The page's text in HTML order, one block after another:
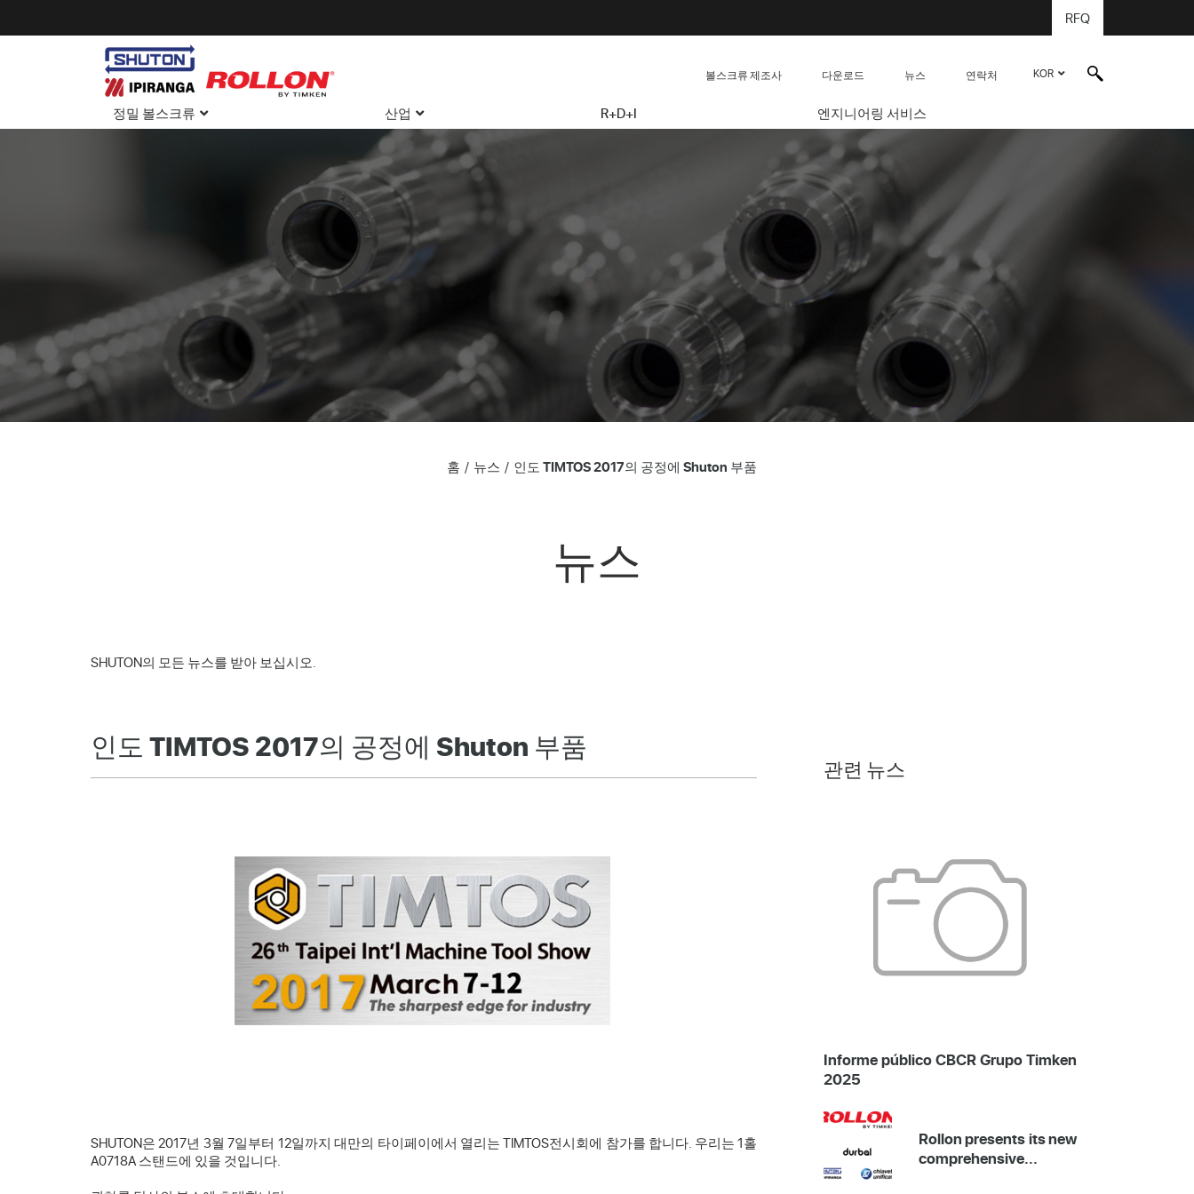
RFQ
KOR
볼스크류 제조사 다운로드 뉴스 연락처
정밀 볼스크류 산업 R+D+I 엔지니어링 서비스
홈 뉴스 인도 TIMTOS 2017의 공정에 Shuton 부품
뉴스
SHUTON의 모든 뉴스를 받아 보십시오.
인도 TIMTOS 2017의 공정에 Shuton 부품
SHUTON은 2017년 3월 7일부터 12일까지 대만의 타이페이에서 열리는 TIMTOS전시회에 참가를 합니다. 우리는 1홀
A0718A 스탠드에 있을 것입니다.
관련 뉴스
Informe público CBCR Grupo Timken
2025
Rollon presents its new
comprehensive...